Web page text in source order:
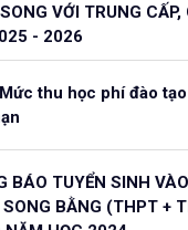
VỚI TRUNG
- 2026
thu học phí đào
BÁO TUYỂN SINH
BẰNG (THPT +